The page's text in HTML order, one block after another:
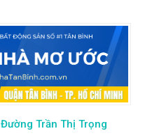
Đường Trần Thị Trọng